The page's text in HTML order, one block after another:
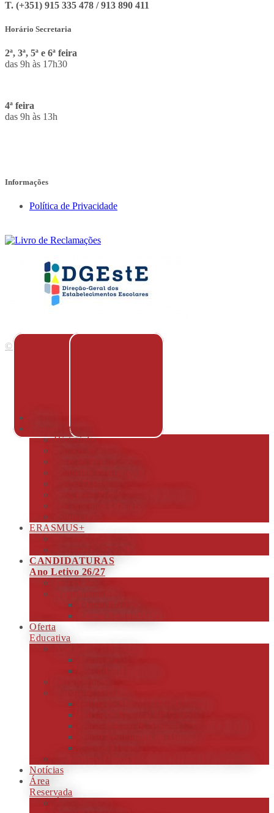
T. (+351) 915 335 478 / 913 890 411
Horário Secretaria
2ª, 3ª, 5ª e 6ª feira
das 9h às 17h30
4ª feira
das 9h às 13h
Informações
Política de Privacidade
© Wecreate Design 2018
Conservatório
Historial
ERASMUS+
CANDIDATURAS
Ano Letivo 26/27
Regulamentos
Oferta
Educativa
Notícias
Área
Reservada